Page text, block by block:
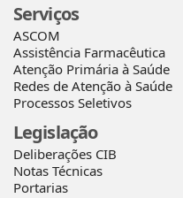
Serviços
ASCOM
Assistência Farmacêutica
Atenção Primária à Saúde
Redes de Atenção à Saúde
Processos Seletivos
Legislação
Deliberações CIB
Notas Técnicas
Portarias